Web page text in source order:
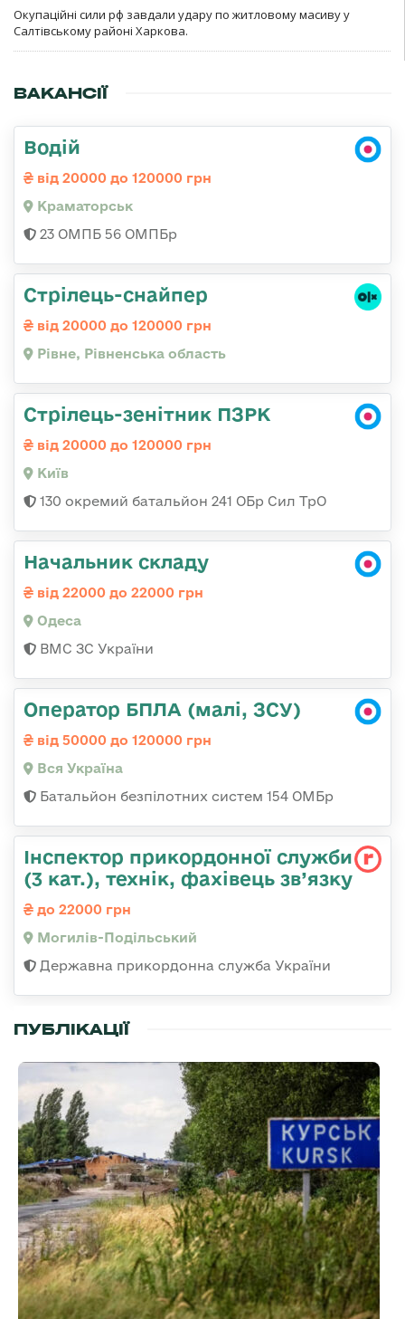
Окупаційні сили рф завдали удару по житловому масиву у
Салтівському районі Харкова.
ВАКАНСІЇ
Водій
від 20000 до 120000 грн
Краматорськ
23 ОМПБ 56 ОМПБр
Стрілець-снайпер
від 20000 до 120000 грн
Рівне, Рівненська область
Стрілець-зенітник ПЗРК
від 20000 до 120000 грн
Київ
130 окремий батальйон 241 ОБр Сил ТрО
Начальник складу
від 22000 до 22000 грн
Одеса
ВМС ЗС України
Оператор БПЛА (малі, ЗСУ)
від 50000 до 120000 грн
Вся Україна
Батальйон безпілотних систем 154 ОМБр
Інспектор прикордонної служби
(3 кат.), технік, фахівець зв’язку
до 22000 грн
Могилів-Подільський
Державна прикордонна служба України
ПУБЛІКАЦІЇ